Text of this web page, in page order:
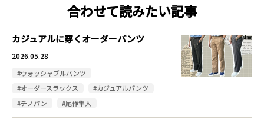
合わせて読みたい記事
カジュアルに穿くオーダーパンツ
2026.05.28
#ウォッシャブルパンツ
#オーダースラックス
#カジュアルパンツ
#チノパン
#尾作隼人